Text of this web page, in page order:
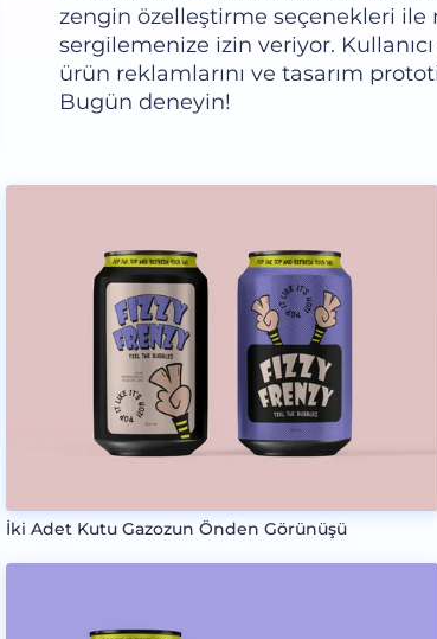
zengin özelleştirme seçenekleri ile
sergilemenize izin veriyor.
ürün reklamlarını ve tasarım
Bugün deneyin!
İki Adet Kutu Gazozun Önden Görünüşü